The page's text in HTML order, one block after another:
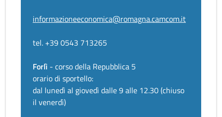
informazioneeconomica@romagna.camcom.it
tel. +39 0543 713265
Forlì - corso della Repubblica 5
orario di sportello:
dal lunedì al giovedì dalle 9 alle 12.30 (chiuso
il venerdì)